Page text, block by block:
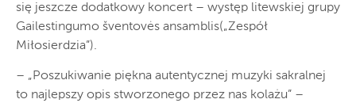
się jeszcze dodatkowy koncert – występ litewskiej grupy
Gailestingumo šventovės ansamblis(„Zespół
Miłosierdzia”).
– „Poszukiwanie piękna autentycznej muzyki sakralnej
to najlepszy opis stworzonego przez nas kolażu” –